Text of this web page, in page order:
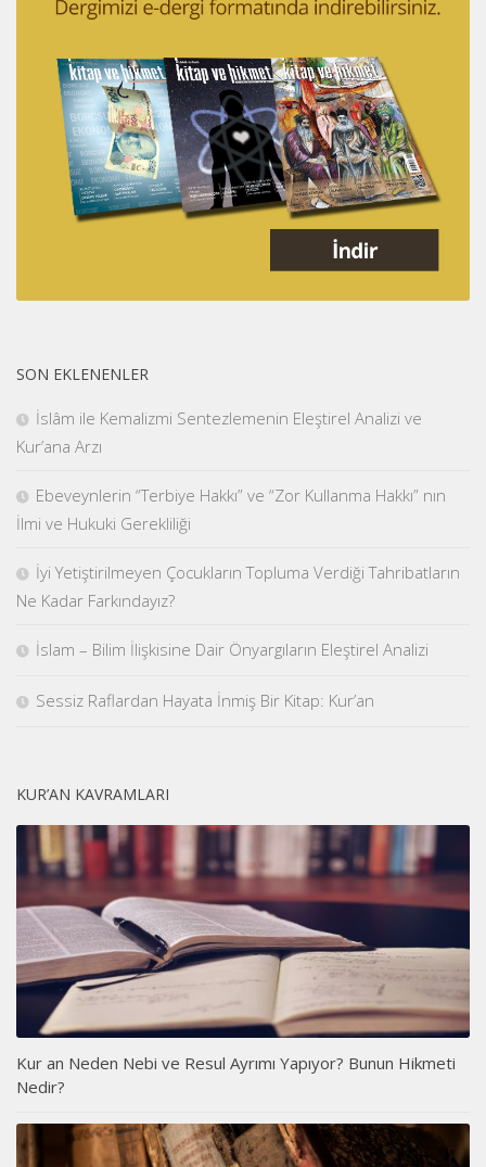
SON EKLENENLER
İslâm ile Kemalizmi Sentezlemenin Eleştirel Analizi ve
Kur’ana Arzı
Ebeveynlerin “Terbiye Hakkı” ve “Zor Kullanma Hakkı” nın
İlmi ve Hukuki Gerekliliği
İyi Yetiştirilmeyen Çocukların Topluma Verdiği Tahribatların
Ne Kadar Farkındayız?
İslam – Bilim İlişkisine Dair Önyargıların Eleştirel Analizi
Sessiz Raflardan Hayata İnmiş Bir Kitap: Kur’an
KUR’AN KAVRAMLARI
Kur an Neden Nebi ve Resul Ayrımı Yapıyor? Bunun Hikmeti
Nedir?